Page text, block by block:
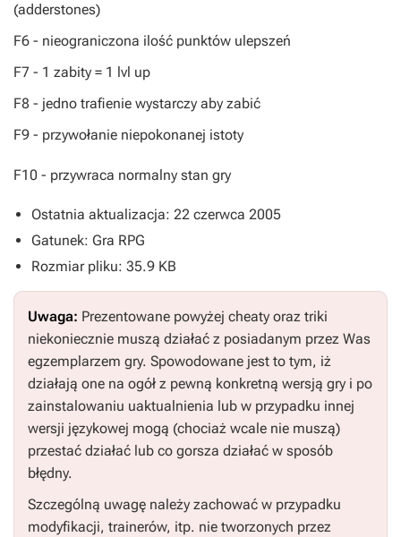
(adderstones)
F6 - nieograniczona ilość punktów ulepszeń
F7 - 1 zabity = 1 lvl up
F8 - jedno trafienie wystarczy aby zabić
F9 - przywołanie niepokonanej istoty
F10 - przywraca normalny stan gry
Ostatnia aktualizacja: 22 czerwca 2005
Gatunek: Gra RPG
Rozmiar pliku: 35.9 KB
Uwaga: Prezentowane powyżej cheaty oraz triki
niekoniecznie muszą działać z posiadanym przez Was
egzemplarzem gry. Spowodowane jest to tym, iż
działają one na ogół z pewną konkretną wersją gry i po
zainstalowaniu uaktualnienia lub w przypadku innej
wersji językowej mogą (chociaż wcale nie muszą)
przestać działać lub co gorsza działać w sposób
błędny.
Szczególną uwagę należy zachować w przypadku
modyfikacji, trainerów, itp. nie tworzonych przez